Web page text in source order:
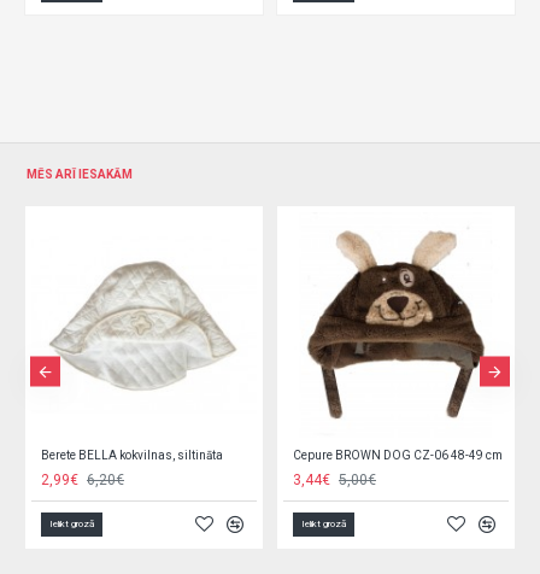
MĒS ARĪ IESAKĀM
Berete BELLA kokvilnas, siltināta
2,99€ 6,20€
Ielikt grozā
Cepure BROWN DOG CZ-06 48-49 cm
3,44€ 5,00€
Ielikt grozā